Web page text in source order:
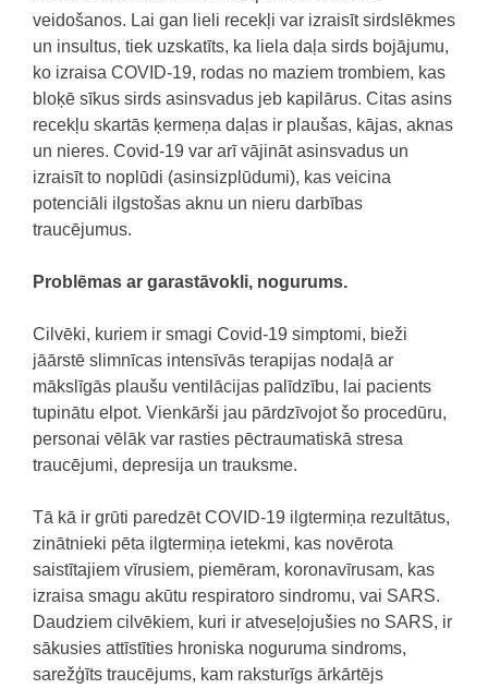
veidošanos. Lai gan lieli recekļi var izraisīt sirdslēkmes
un insultus, tiek uzskatīts, ka liela daļa sirds bojājumu,
ko izraisa COVID-19, rodas no maziem trombiem, kas
bloķē sīkus sirds asinsvadus jeb kapilārus. Citas asins
recekļu skartās ķermeņa daļas ir plaušas, kājas, aknas
un nieres. Covid-19 var arī vājināt asinsvadus un
izraisīt to noplūdi (asinsizplūdumi), kas veicina
potenciāli ilgstošas ​​aknu un nieru darbības
traucējumus.
Problēmas ar garastāvokli, nogurums.
Cilvēki, kuriem ir smagi Covid-19 simptomi, bieži
jāārstē slimnīcas intensīvās terapijas nodaļā ar
mākslīgās plaušu ventilācijas palīdzību, lai pacients
tupinātu elpot. Vienkārši jau pārdzīvojot šo procedūru,
personai vēlāk var rasties pēctraumatiskā stresa
traucējumi, depresija un trauksme.
Tā kā ir grūti paredzēt COVID-19 ilgtermiņa rezultātus,
zinātnieki pēta ilgtermiņa ietekmi, kas novērota
saistītajiem vīrusiem, piemēram, koronavīrusam, kas
izraisa smagu akūtu respiratoro sindromu, vai SARS.
Daudziem cilvēkiem, kuri ir atveseļojušies no SARS, ir
sākusies attīstīties hroniska noguruma sindroms,
sarežģīts traucējums, kam raksturīgs ārkārtējs